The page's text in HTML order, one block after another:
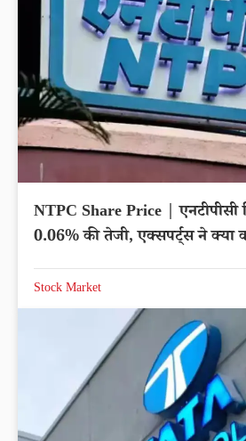
NTPC Share Price | एनटीपीसी
0.06% की तेजी, एक्सपर्ट्स ने क्या
Stock Market